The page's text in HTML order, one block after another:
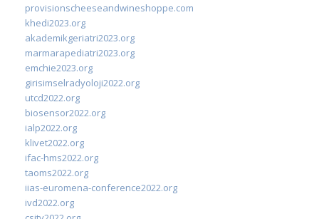
provisionscheeseandwineshoppe.com
khedi2023.org
akademikgeriatri2023.org
marmarapediatri2023.org
emchie2023.org
girisimselradyoloji2022.org
utcd2022.org
biosensor2022.org
ialp2022.org
klivet2022.org
ifac-hms2022.org
taoms2022.org
iias-euromena-conference2022.org
ivd2022.org